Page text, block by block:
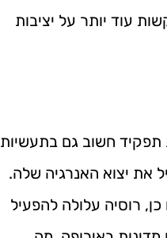
עוד יותר על יציבות
תפקיד חשוב גם בתעשיות
את יצוא האנרגיה שלה.
רוסיה עלולה להפעיל